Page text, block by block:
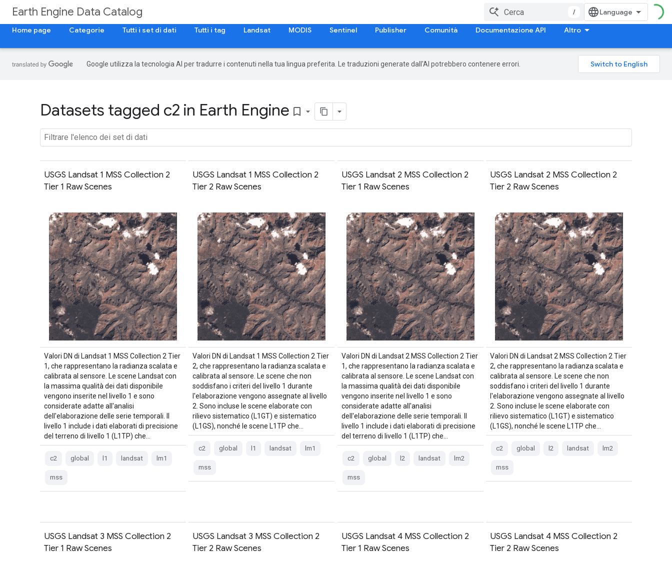
Earth Engine Data Catalog
/
Home page
Categorie Tutti i set di dati Tutti i tag Landsat MODIS Sentinel Publisher Comunità Documentazione API Altro
Google utilizza la tecnologia AI per tradurre i contenuti nella tua lingua preferita. Le traduzioni generate dall'AI potrebbero contenere errori.
Datasets tagged c2 in Earth Engine bookmark_border
USGS Landsat 1 MSS Collection 2
Tier 1 Raw Scenes
Valori DN di Landsat 1 MSS Collection 2 Tier
1, che rappresentano la radianza scalata e
calibrata al sensore. Le scene Landsat con
la massima qualità dei dati disponibile
vengono inserite nel livello 1 e sono
considerate adatte all'analisi
dell'elaborazione delle serie temporali. Il
livello 1 include i dati elaborati di precisione
del terreno di livello 1 (L1TP) che…
c2 global l1 landsat lm1
mss
USGS Landsat 1 MSS Collection 2
Tier 2 Raw Scenes
Valori DN di Landsat 1 MSS Collection 2 Tier
2, che rappresentano la radianza scalata e
calibrata al sensore. Le scene che non
soddisfano i criteri del livello 1 durante
l'elaborazione vengono assegnate al livello
2. Sono incluse le scene elaborate con
rilievo sistematico (L1GT) e sistematico
(L1GS), nonché le scene L1TP che…
c2 global l1 landsat lm1
mss
USGS Landsat 2 MSS Collection 2
Tier 1 Raw Scenes
Valori DN di Landsat 2 MSS Collection 2 Tier
1, che rappresentano la radianza scalata e
calibrata al sensore. Le scene Landsat con
la massima qualità dei dati disponibile
vengono inserite nel livello 1 e sono
considerate adatte all'analisi
dell'elaborazione delle serie temporali. Il
livello 1 include i dati elaborati di precisione
del terreno di livello 1 (L1TP) che…
c2 global l2 landsat lm2
mss
USGS Landsat 2 MSS Collection 2
Tier 2 Raw Scenes
Valori DN di Landsat 2 MSS Collection 2 Tier
2, che rappresentano la radianza scalata e
calibrata al sensore. Le scene che non
soddisfano i criteri del livello 1 durante
l'elaborazione vengono assegnate al livello
2. Sono incluse le scene elaborate con
rilievo sistematico (L1GT) e sistematico
(L1GS), nonché le scene L1TP che…
c2 global l2 landsat lm2
mss
USGS Landsat 3 MSS Collection 2
Tier 1 Raw Scenes
USGS Landsat 3 MSS Collection 2
Tier 2 Raw Scenes
USGS Landsat 4 MSS Collection 2
Tier 1 Raw Scenes
USGS Landsat 4 MSS Collection 2
Tier 2 Raw Scenes